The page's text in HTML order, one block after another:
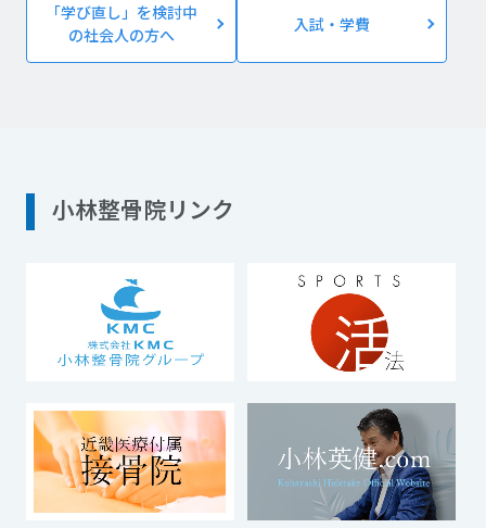
「学び直し」を検討中
の社会人の方へ
入試・学費
小林整骨院リンク